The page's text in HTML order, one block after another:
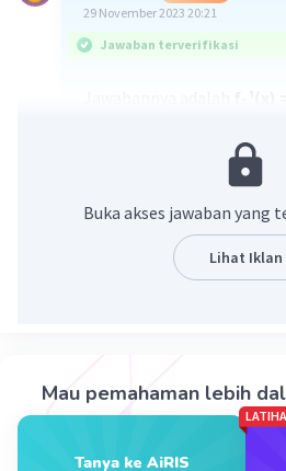
29 November 2023 20:21
Jawaban terverifikasi
f(x) = 4 - 2x
f-¹(2x - 1) = ... ?
Dijawab :
f(x) = ax + b → menjadi → f-
f(x) = 4 - 2x → a = -2, b = 4
f-¹(x) = (x - 4)/(-2)
Selesai :D🙏
Beri Rating·0.0
Buka akses jawaban yang
Lihat Iklan
Mau pemahaman lebih
Tanya ke AiRIS